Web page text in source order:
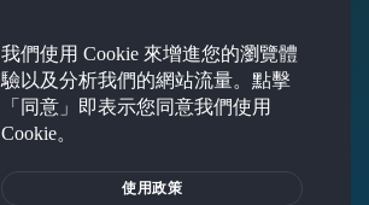
我們使用 Cookie 來增進您的瀏覽體
驗以及分析我們的網站流量。點擊
「同意」即表示您同意我們使用
Cookie。
使用政策